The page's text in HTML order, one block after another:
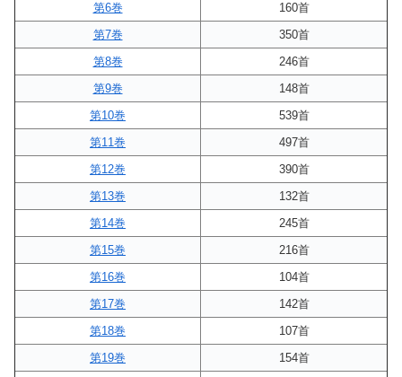
第6巻
160首
第7巻
350首
第8巻
246首
第9巻
148首
第10巻
539首
第11巻
497首
第12巻
390首
第13巻
132首
第14巻
245首
第15巻
216首
第16巻
104首
第17巻
142首
第18巻
107首
第19巻
154首